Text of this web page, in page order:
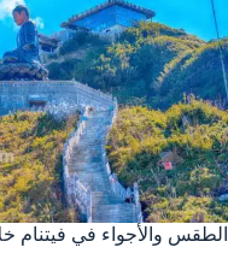
الطقس والأجواء في فيتنام